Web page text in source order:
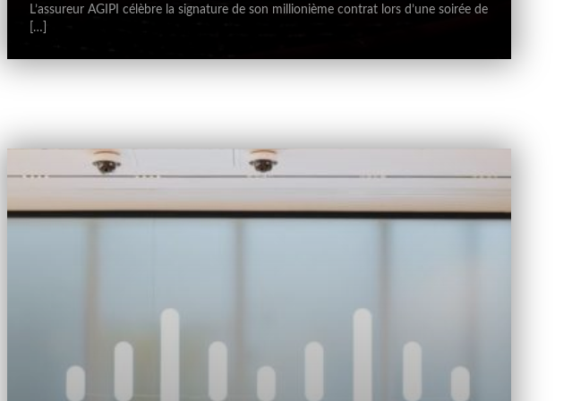
L’assureur AGIPI célèbre la signature de son millionième contrat lors d’une soirée de
[…]